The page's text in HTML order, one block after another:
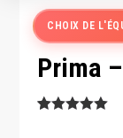
CHOIX DE
Prima